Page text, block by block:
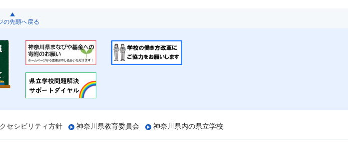
の先頭へ戻る
セシビリティ方針 神奈川県教育委員会 神奈川県内の県立学校